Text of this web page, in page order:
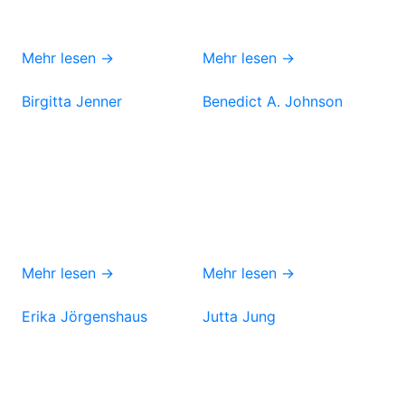
Mehr lesen → Mehr lesen →
Birgitta Jenner
Mehr lesen →
Benedict A. Johnson
Mehr lesen →
Erika Jörgenshaus Jutta Jung